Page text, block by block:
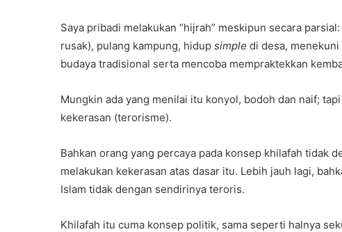
Saya pribadi melakukan “hijrah” meskipun secara
rusak), pulang kampung, hidup simple di desa,
budaya tradisional serta mencoba mempraktekkan
Mungkin ada yang menilai itu konyol, bodoh dan naif;
kekerasan (terorisme).
Bahkan orang yang percaya pada konsep khilafah tidak
melakukan kekerasan atas dasar itu. Lebih jauh lagi,
Islam tidak dengan sendirinya teroris.
Khilafah itu cuma konsep politik, sama seperti halnya